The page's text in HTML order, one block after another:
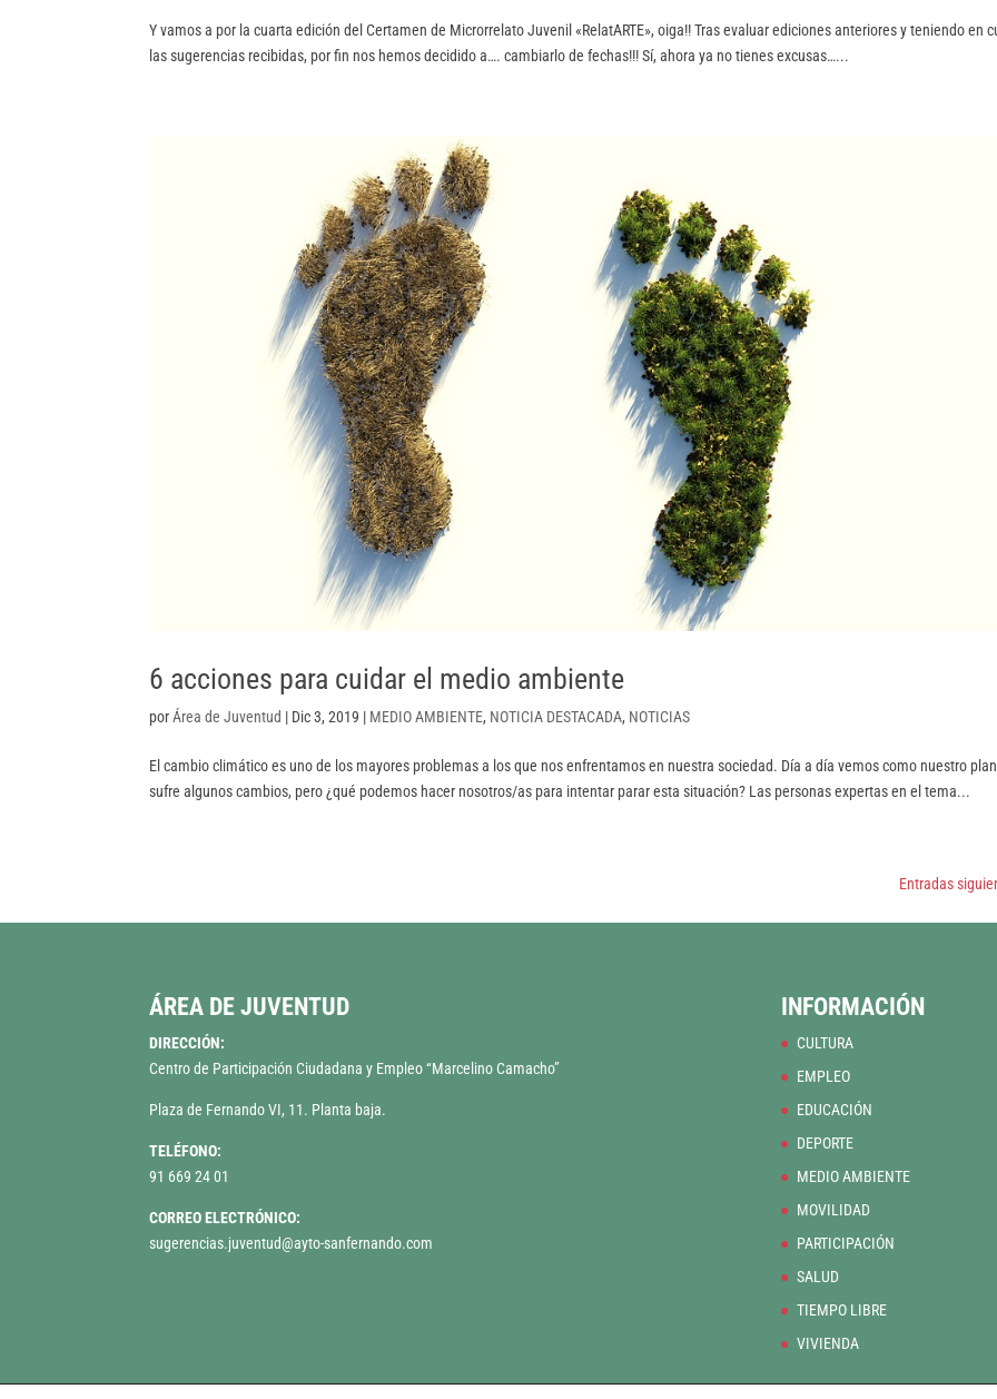
Y vamos a por la cuarta edición del Certamen de Microrrelato Juvenil «RelatARTE», oiga!! Tras evaluar ediciones anteriores y teniendo en
las sugerencias recibidas, por fin nos hemos decidido a…. cambiarlo de fechas!!! Sí, ahora ya no tienes excusas…...
6 acciones para cuidar el medio ambiente
porÁrea de Juventud | Dic 3, 2019 | MEDIO AMBIENTE, NOTICIA DESTACADA, NOTICIAS
El cambio climático es uno de los mayores problemas a los que nos enfrentamos en nuestra sociedad. Día a día vemos como nuestro
sufre algunos cambios, pero ¿qué podemos hacer nosotros/as para intentar parar esta situación? Las personas expertas en el tema...
Entradas
ÁREA DE JUVENTUD
DIRECCIÓN:
Centro de Participación Ciudadana y Empleo “Marcelino Camacho”
Plaza de Fernando VI, 11. Planta baja.
TELÉFONO:
91 669 24 01
CORREO ELECTRÓNICO:
sugerencias.juventud@ayto-sanfernando.com
INFORMACIÓN
CULTURA
EMPLEO
EDUCACIÓN
DEPORTE
MEDIO AMBIENTE
MOVILIDAD
PARTICIPACIÓN
SALUD
TIEMPO LIBRE
VIVIENDA